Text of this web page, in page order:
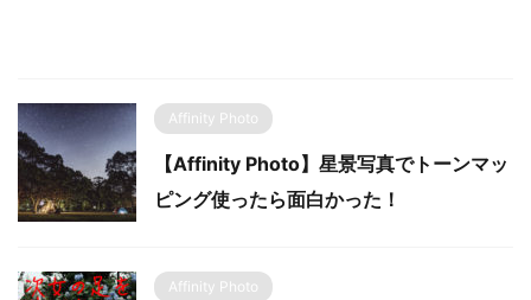
Affinity Photo
【Affinity Photo】星景写真でトーンマッ
ピング使ったら面白かった！
Affinity Photo